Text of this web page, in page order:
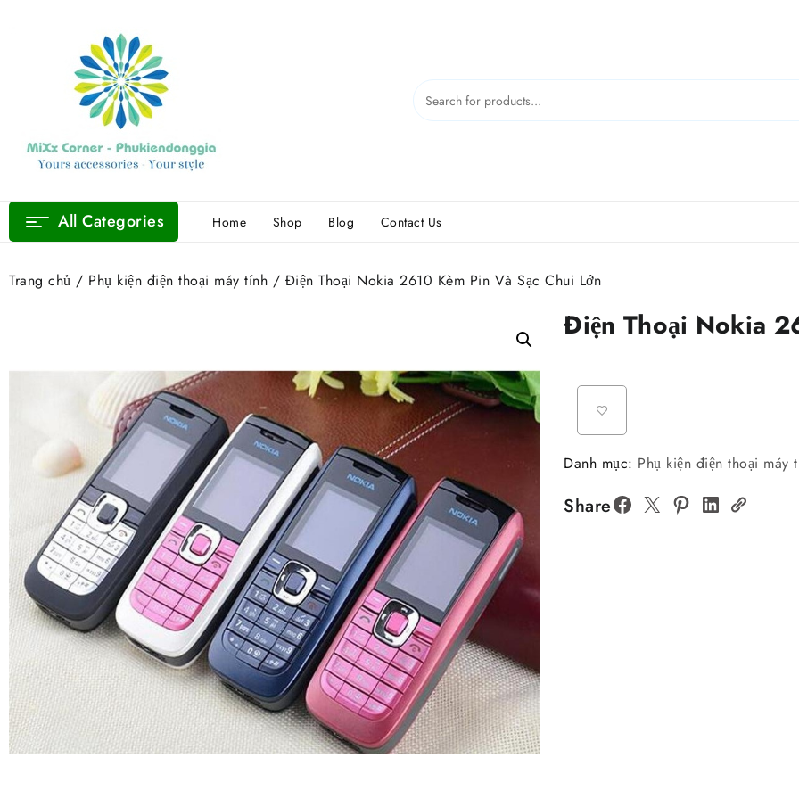
All Categories Home Shop Blog Contact Us
Trang chủ / Phụ kiện điện thoại máy tính / Điện Thoại Nokia 2610 Kèm Pin Và Sạc Chui Lớn
Điện Thoại Nokia
Danh mục: Phụ kiện điện thoại máy
Share